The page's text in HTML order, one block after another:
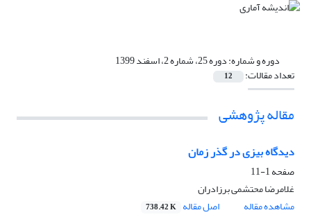
دوره و شماره:دوره 25، شماره 2، اسفند 1399
تعداد مقالات: 12
مقاله پژوهشی
دیدگاه بیزی در گذر زمان
صفحه1-11
غلامرضا محتشمی برزادران
مشاهده مقاله
اصل مقاله 738.42 K